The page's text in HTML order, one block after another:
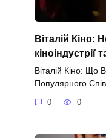
Віталій Кіно:
кіноіндустрії
Віталій Кіно: Що
Популярного
0 0